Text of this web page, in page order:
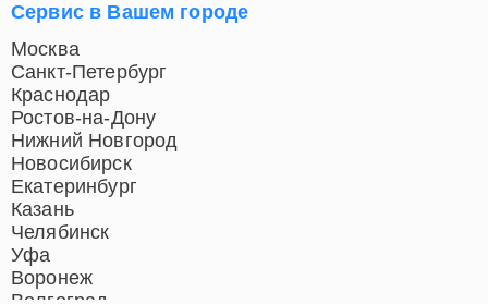
Сервис в Вашем городе
Москва
Санкт-Петербург
Краснодар
Ростов-на-Дону
Нижний Новгород
Новосибирск
Екатеринбург
Казань
Челябинск
Уфа
Воронеж